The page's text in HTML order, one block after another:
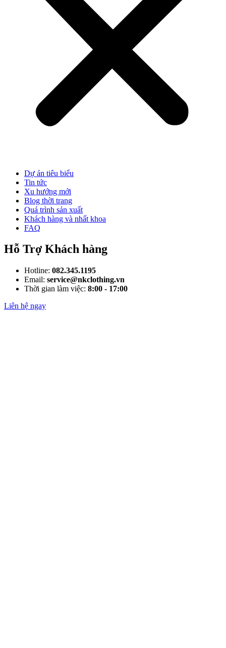
Dự án tiêu biểu
Tin tức
Xu hướng mới
Blog thời trang
Quá trình sản xuất
Khách hàng và nhất khoa
FAQ
Hỗ Trợ Khách hàng
Hotline: 082.345.1195
Email: service@nkclothing.vn
Thời gian làm việc: 8:00 - 17:00
Liên hệ ngay